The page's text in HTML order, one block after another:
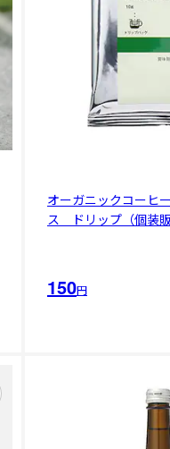
オーガニックコーヒ
ス ドリップ（個装販
150円